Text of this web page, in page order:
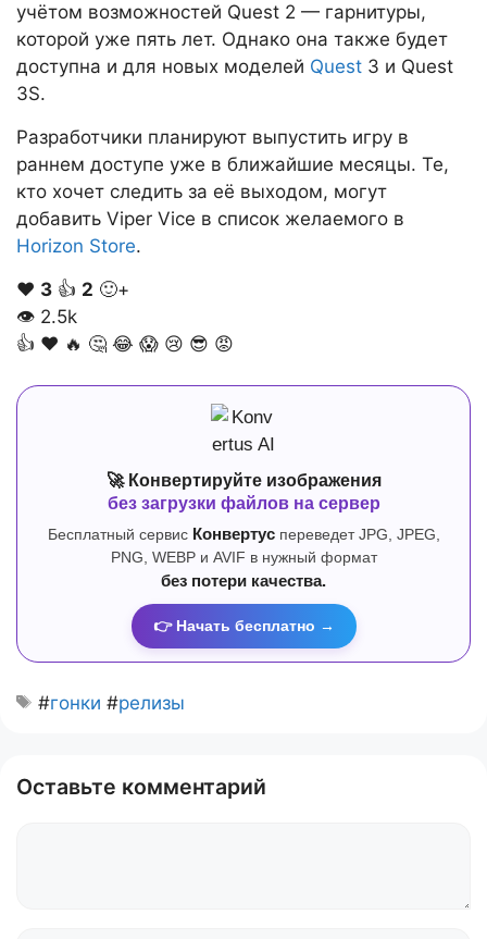
учётом возможностей Quest 2 — гарнитуры,
которой уже пять лет. Однако она также будет
доступна и для новых моделей Quest 3 и Quest
3S.
Разработчики планируют выпустить игру в
раннем доступе уже в ближайшие месяцы. Те,
кто хочет следить за её выходом, могут
добавить Viper Vice в список желаемого в
Horizon Store.
❤️ 3 👍 2 🙂+
👁 2.5k
👍 ❤️ 🔥 🤔 😂 😱 😢 😎 😡
🚀 Конвертируйте изображения
без загрузки файлов на сервер
Бесплатный сервис Конвертуспереведет JPG, JPEG,
PNG, WEBP и AVIF в нужный формат
без потери качества.
👉 Начать бесплатно →
#гонки #релизы
Оставьте комментарий